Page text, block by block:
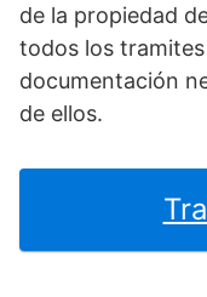
de la propiedad
todos los
documentación
de ellos.